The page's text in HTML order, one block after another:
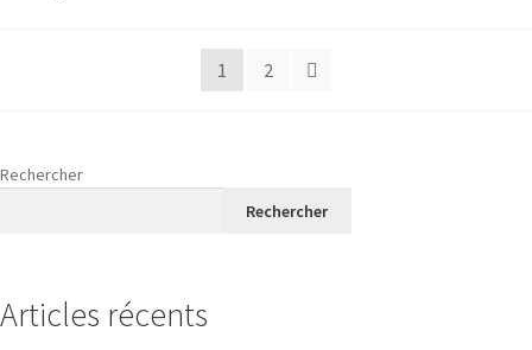
1 2
Rechercher
Rechercher
Articles récents